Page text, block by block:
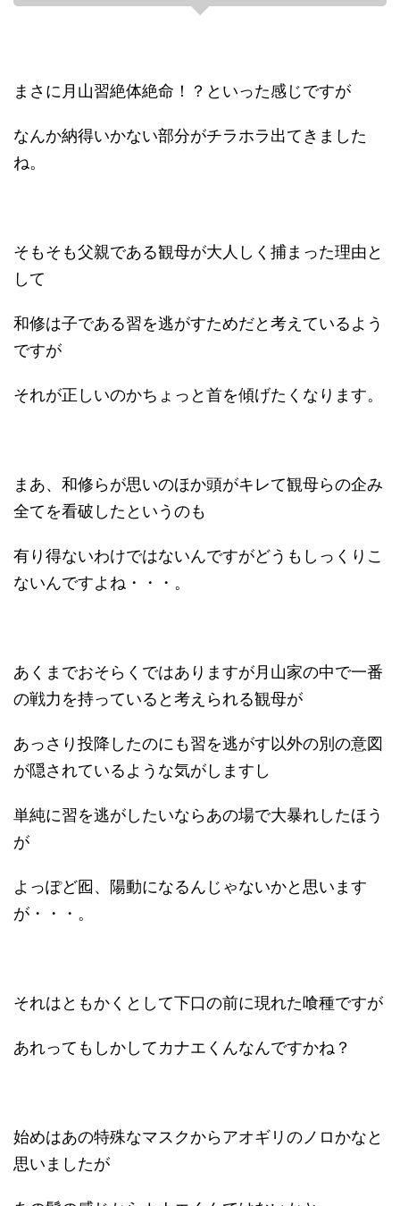
まさに月山習絶体絶命！？といった感じですが
なんか納得いかない部分がチラホラ出てきました
ね。
そもそも父親である観母が大人しく捕まった理由と
して
和修は子である習を逃がすためだと考えているよう
ですが
それが正しいのかちょっと首を傾げたくなります。
まあ、和修らが思いのほか頭がキレて観母らの企み
全てを看破したというのも
有り得ないわけではないんですがどうもしっくりこ
ないんですよね・・・。
あくまでおそらくではありますが月山家の中で一番
の戦力を持っていると考えられる観母が
あっさり投降したのにも習を逃がす以外の別の意図
が隠されているような気がしますし
単純に習を逃がしたいならあの場で大暴れしたほう
が
よっぽど囮、陽動になるんじゃないかと思います
が・・・。
それはともかくとして下口の前に現れた喰種ですが
あれってもしかしてカナエくんなんですかね？
始めはあの特殊なマスクからアオギリのノロかなと
思いましたが